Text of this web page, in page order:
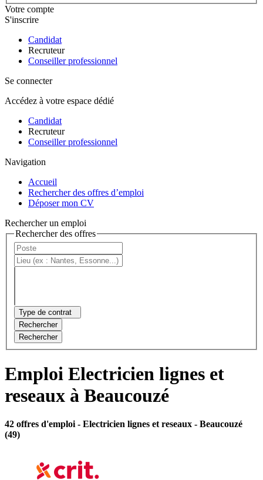
Votre compte
S'inscrire
Candidat
Recruteur
Conseiller professionnel
Se connecter
Accédez à votre espace dédié
Candidat
Recruteur
Conseiller professionnel
Navigation
Accueil
Rechercher des offres d’emploi
Déposer mon CV
Rechercher un emploi
Rechercher des offres
Type de contrat
Rechercher
Rechercher
Emploi Electricien lignes et
reseaux à Beaucouzé
42 offres d'emploi - Electricien lignes et reseaux - Beaucouzé
(49)